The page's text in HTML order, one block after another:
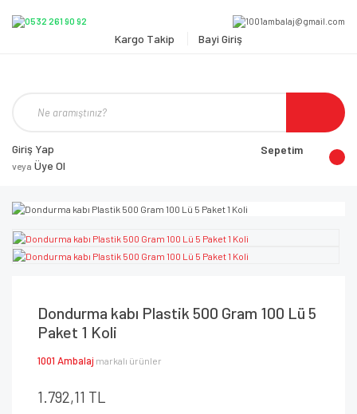
Kargo Takip Bayi Giriş
Giriş Yap
veya Üye Ol
Sepetim
Dondurma kabı Plastik 500 Gram 100 Lü 5
Paket 1 Koli
1001 Ambalaj markalı ürünler
1.792,11 TL